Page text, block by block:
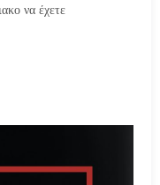
να έχετε